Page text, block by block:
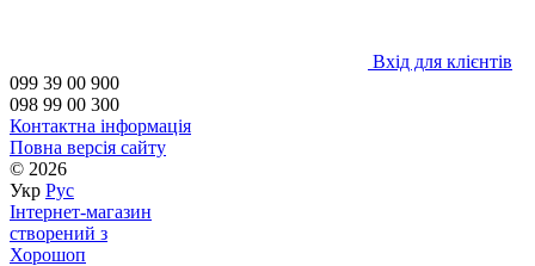
Вхід для клієнтів
099 39 00 900
098 99 00 300
Контактна інформація
Повна версія сайту
© 2026
Укр Рус
Інтернет-магазин
створений з
Хорошоп